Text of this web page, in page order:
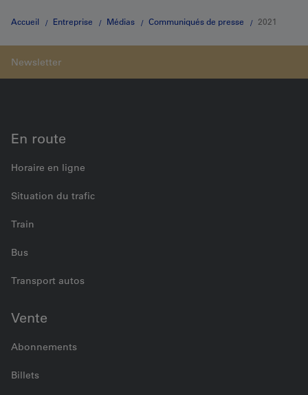
Accueil Entreprise Médias Communiqués de presse 2021
En route
Horaire en ligne
Situation du trafic
Train
Bus
Transport autos
Vente
Abonnements
Billets